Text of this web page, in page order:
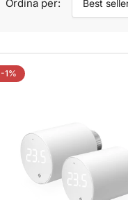
Ordina per:
-1%